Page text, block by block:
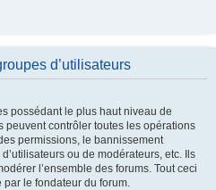
d’utilisateurs
possédant le plus haut niveau de
peuvent contrôler toutes les opérations
permissions, le bannissement
ou de modérateurs, etc. Ils
l’ensemble des forums. Tout ceci
le fondateur du forum.